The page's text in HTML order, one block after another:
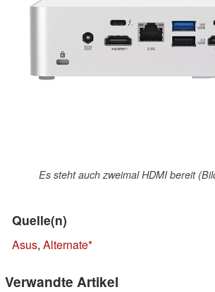
Es steht auch zweimal HDMI bereit
Quelle(n)
Asus, Alternate
Verwandte Artikel